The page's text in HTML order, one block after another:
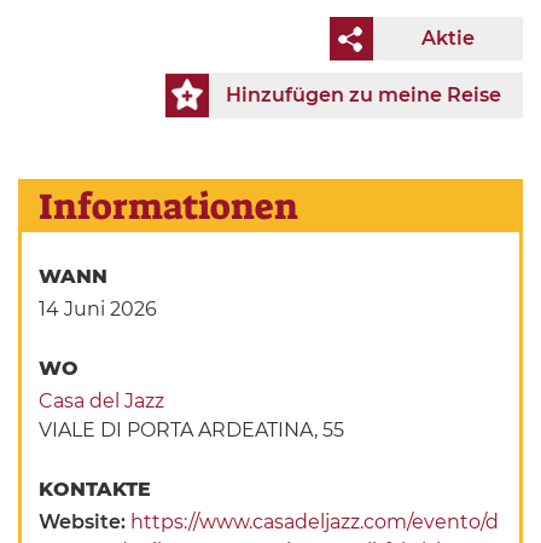
Aktie
Hinzufügen zu meine Reise
Informationen
WANN
14 Juni 2026
WO
Casa del Jazz
VIALE DI PORTA ARDEATINA, 55
KONTAKTE
Website: https://www.casadeljazz.com/evento/d